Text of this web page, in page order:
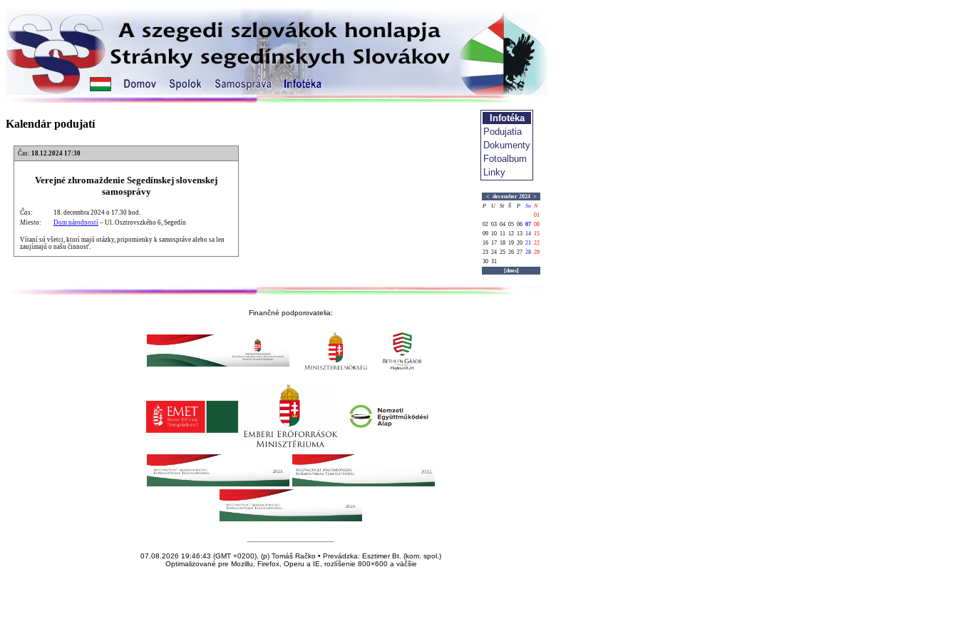
Kalendár podujatí
Čas: 18.12.2024 17:30
Verejné zhromaždenie Segedínskej slovenskej
samosprávy
Čas:
18. decembra 2024 o 17.30 hod.
Miesto:
Dom národností – Ul. Osztrovszkého 6, Segedín
Vítaní sú všetci, ktorí majú otázky, pripomienky k samospráve alebo sa len
zaujímajú o našu činnosť.
Infotéka
Podujatia
Dokumenty
Fotoalbum
Linky
< december 2024 >
P
U St Š P So N
01
02 03 04 05 06 07 08
09 10 11 12 13 14 15
16 17 18 19 20 21 22
23 24 25 26 27 28 29
30 31
[dnes]
Finančné podporovatelia:
07.08.2026 19:46:43 (GMT +0200), (p) Tomáš Račko • Prevádzka: Esztimer Bt. (kom. spol.)
Optimalizované pre Mozillu, Firefox, Operu a IE, rozlíšenie 800×600 a väčšie